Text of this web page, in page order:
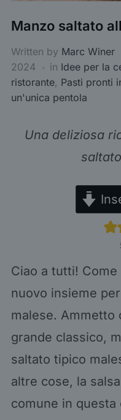
Manzo saltato
Written by Marc Winer
2024
in Idee per la
ristorante, Pasti pronti
un'unica pentola
Una deliziosa
Ciao a tutti!
nuovo insieme
malese. Ammetto
grande classico,
saltato tipico
altre cose, la
comune in questa